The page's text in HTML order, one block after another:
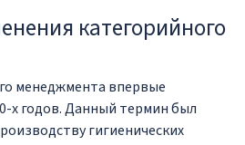
категорийного
менеджмента впервые
х годов. Данный термин был
гигиенических